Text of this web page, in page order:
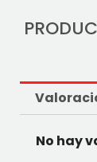
No hay